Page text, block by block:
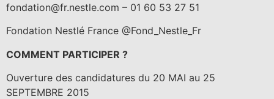
fondation@fr.nestle.com – 01 60 53 27 51
Fondation Nestlé France @Fond_Nestle_Fr
COMMENT PARTICIPER ?
Ouverture des candidatures du 20 MAI au 25
SEPTEMBRE 2015